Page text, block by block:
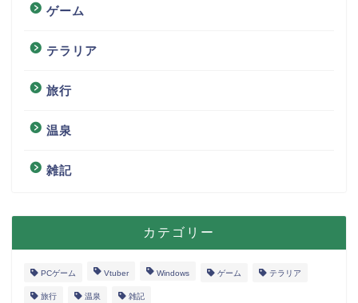
ゲーム
テラリア
旅行
温泉
雑記
カテゴリー
PCゲーム Vtuber Windows ゲーム テラリア
旅行 温泉 雑記